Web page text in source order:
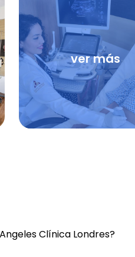
ver más
Clínica Londres?